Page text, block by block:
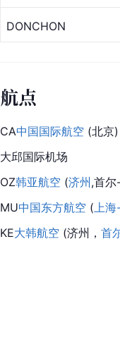
DONCHON
航点
CA中国国际航空 (北京)
大邱国际机场
OZ韩亚航空 (济州 ,首尔
MU中国东方航空 (上海
KE大韩航空 (济州， 首